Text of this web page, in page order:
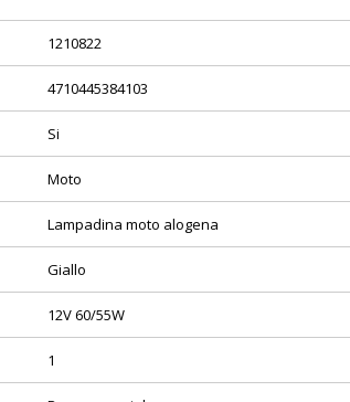
1210822
4710445384103
Si
Moto
Lampadina moto alogena
Giallo
12V 60/55W
1